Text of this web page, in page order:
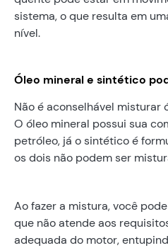
sistema, o que resulta em
nível.
Óleo mineral e sintético
Não é aconselhável misturar
O óleo mineral possui sua
petróleo, já o sintético é
os dois não podem ser
Ao fazer a mistura, você
que não atende aos
adequada do motor,